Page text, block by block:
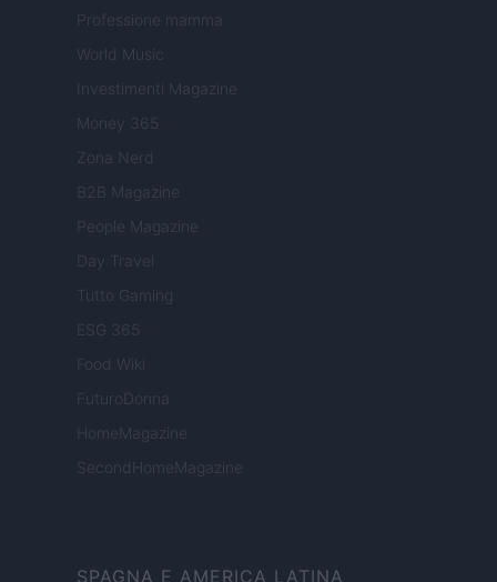
Professione mamma
World Music
Investimenti Magazine
Money 365
Zona Nerd
B2B Magazine
People Magazine
Day Travel
Tutto Gaming
ESG 365
Food Wiki
FuturoDonna
HomeMagazine
SecondHomeMagazine
SPAGNA E AMERICA LATINA